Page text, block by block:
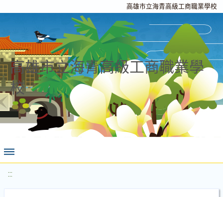
高雄市立海青高級工商職業學校
高雄市立海青高級工商職業學
校
:::